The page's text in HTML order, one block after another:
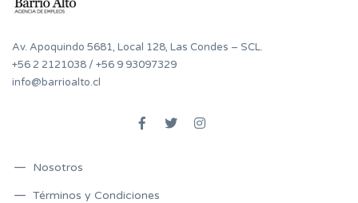
Av. Apoquindo 5681, Local 128, Las Condes – SCL.
+56 2 2121038 / +56 9 93097329
info@barrioalto.cl
Nosotros
Términos y Condiciones